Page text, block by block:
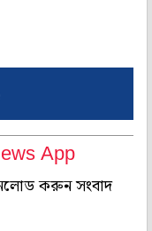
App
করুন সংবাদ